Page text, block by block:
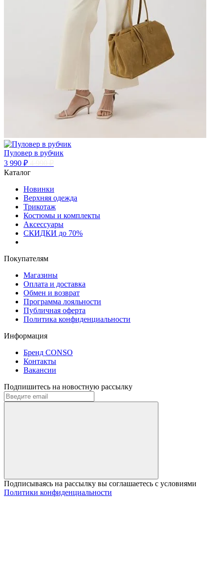
Пуловер в рубчик
3 990 ₽
Каталог
Новинки
Верхняя одежда
Трикотаж
Костюмы и комплекты
Аксессуары
СКИДКИ до 70%
Покупателям
Магазины
Оплата и доставка
Обмен и возврат
Программа лояльности
Публичная оферта
Политика конфиденциальности
Информация
Бренд CONSO
Контакты
Вакансии
Подпишитесь на новостную рассылку
Подписываясь на рассылку вы соглашаетесь с условиями
Политики конфиденциальности